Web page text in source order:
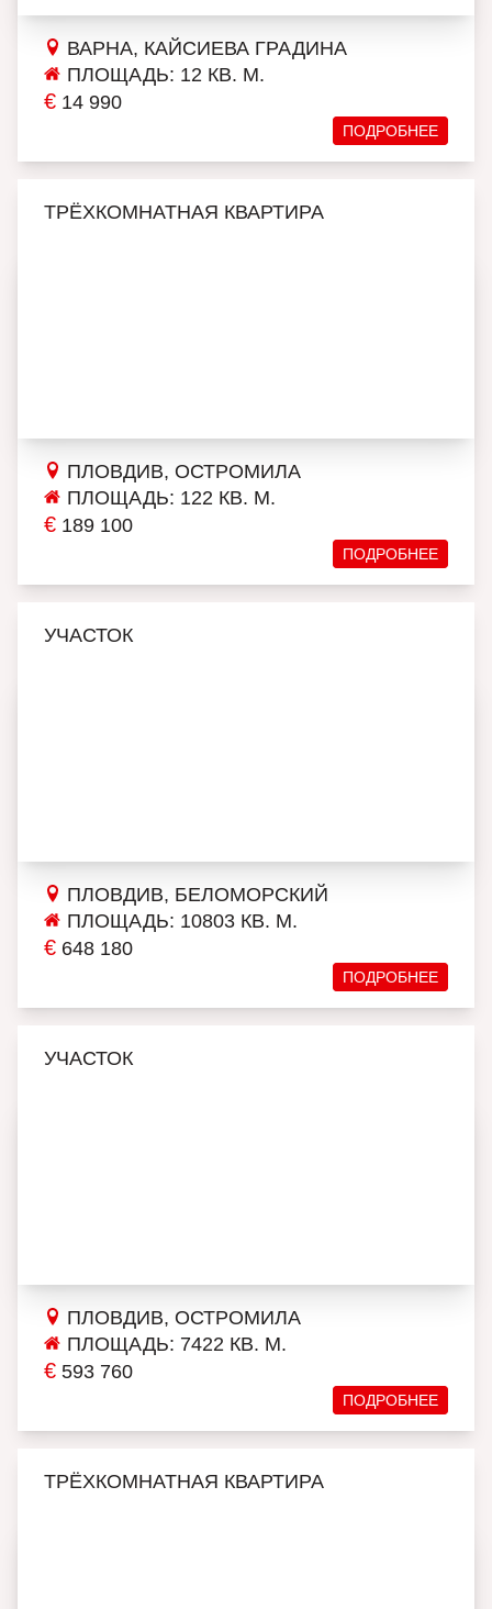
ВАРНА, КАЙСИЕВА ГРАДИНА
ПЛОЩАДЬ: 12 КВ. М.
€ 14 990
ПОДРОБНЕЕ
ТРЁХКОМНАТНАЯ КВАРТИРА
ПЛОВДИВ, ОСТРОМИЛА
ПЛОЩАДЬ: 122 КВ. М.
€ 189 100
ПОДРОБНЕЕ
УЧАСТОК
ПЛОВДИВ, БЕЛОМОРСКИЙ
ПЛОЩАДЬ: 10803 КВ. М.
€ 648 180
ПОДРОБНЕЕ
УЧАСТОК
ПЛОВДИВ, ОСТРОМИЛА
ПЛОЩАДЬ: 7422 КВ. М.
€ 593 760
ПОДРОБНЕЕ
ТРЁХКОМНАТНАЯ КВАРТИРА